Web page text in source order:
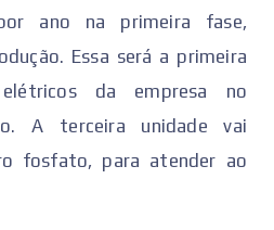
ano na primeira fase,
Essa será a primeira
da empresa no
A terceira unidade vai
fosfato, para atender ao